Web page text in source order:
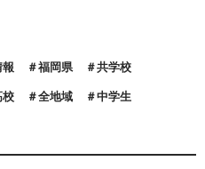
福岡県 共学校
校 全地域 中学生